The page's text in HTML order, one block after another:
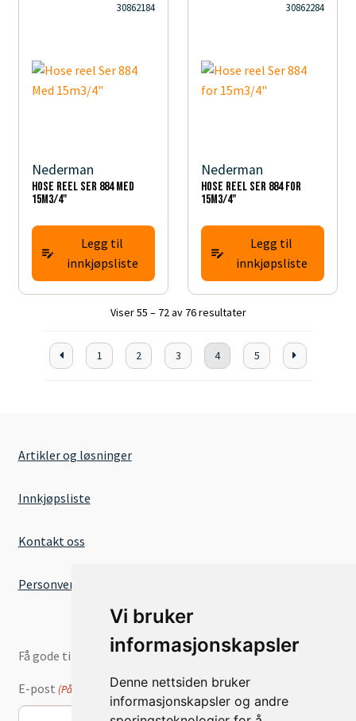
Vi bruker
informasjonskapsler
Denne nettsiden bruker
informasjonskapsler og andre
30862184
Nederman
Hose reel Ser 884 Med
15m3/4"
Legg til
innkjøpsliste
30862284
Nederman
Hose reel Ser 884 for
15m3/4"
Legg til
innkjøpsliste
Viser 55 – 72 av 76 resultater
1 2 3 4 5
Artikler og løsninger
Innkjøpsliste
Kontakt oss
Personvernserklæring
Få gode tilbud og nyheter på e-post
E-post (Påkrevd)